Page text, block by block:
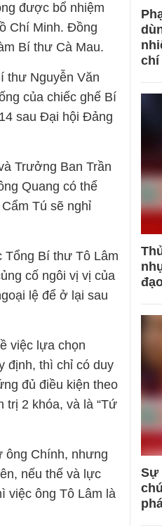
được bổ nhiệm
Chí Minh. Đồng
Bí thư Cà Mau.
thư Nguyễn Văn
của chiếc ghế Bí
sau Đại hội Đảng
Trưởng Ban Trần
Quang có thể
Tú sẽ nghỉ
Bí thư Tô Lâm
cố ngôi vị vị của
lệ để ở lại sau
việc lựa chọn
định, thì chỉ có duy
đủ điều kiện theo
trị 2 khóa, và là “Tứ
ông Chính, nhưng
nếu thế và lực
việc ông Tô Lâm là
chí
Sự